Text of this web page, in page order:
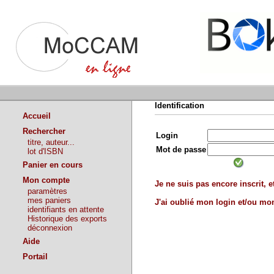
Accueil
Rechercher
titre, auteur...
lot d'ISBN
Panier en cours
Mon compte
paramètres
mes paniers
identifiants en attente
Historique des exports
déconnexion
Aide
Portail
Identification
Login
Mot de passe
Je ne suis pas encore inscrit,
J'ai oublié mon login et/ou